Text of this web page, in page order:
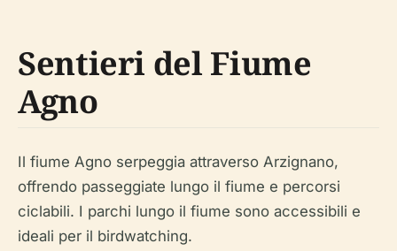
Sentieri del Fiume
Agno
Il fiume Agno serpeggia attraverso Arzignano,
offrendo passeggiate lungo il fiume e percorsi
ciclabili. I parchi lungo il fiume sono accessibili e
ideali per il birdwatching.